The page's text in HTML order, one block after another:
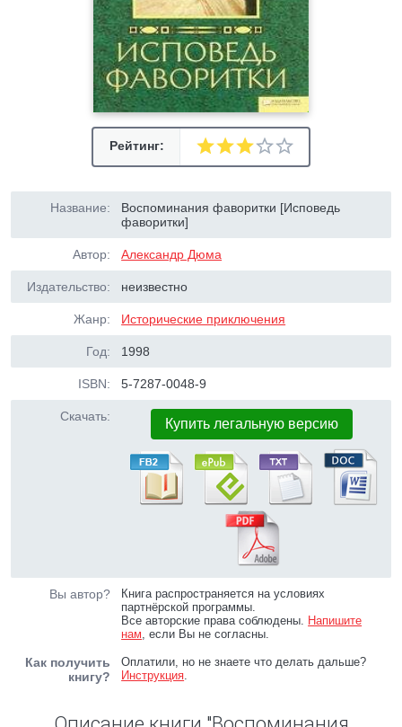
Рейтинг:
Название:
Воспоминания фаворитки [Исповедь
фаворитки]
Автор: Александр Дюма
Издательство: неизвестно
Жанр: Исторические приключения
Год: 1998
ISBN: 5-7287-0048-9
Скачать: Купить легальную версию
Вы автор?
Книга распространяется на условиях
партнёрской программы.
Все авторские права соблюдены. Напишите
нам, если Вы не согласны.
Как получить
книгу?
Оплатили, но не знаете что делать дальше?
Инструкция.